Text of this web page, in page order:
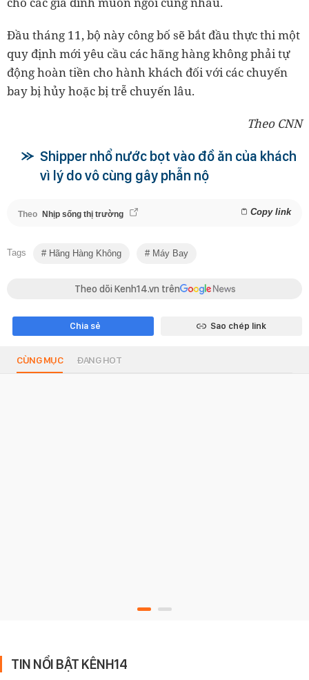
Đầu tháng 11, bộ này công bố sẽ bắt đầu thực thi một
quy định mới yêu cầu các hãng hàng không phải tự
động hoàn tiền cho hành khách đối với các chuyến
bay bị hủy hoặc bị trễ chuyến lâu.
Theo CNN
Shipper nhổ nước bọt vào đồ ăn của khách
vì lý do vô cùng gây phẫn nộ
Theo Nhịp sống thị trường Copy link
Tags Hãng Hàng Không Máy Bay
Theo dõi Kenh14.vn trên
Chia sẻ Sao chép link
CÙNG MỤC ĐANG HOT
TIN NỔI BẬT KÊNH14